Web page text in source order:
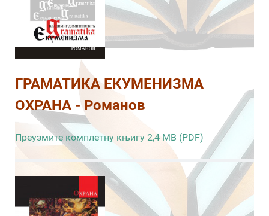
ГРАМАТИКА ЕКУМЕНИЗМА
ОХРАНА - Романов
Преузмите комплетну књигу 2,4 MB (PDF)